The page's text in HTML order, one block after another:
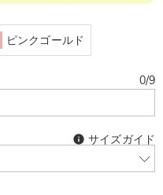
ピンクゴールド
0/9
サイズガイド